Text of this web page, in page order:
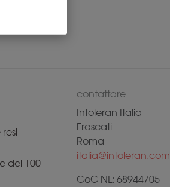
dei 100
contattare
Intoleran Italia
Frascati
Roma
italia@intoleran.com
CoC NL: 68944705